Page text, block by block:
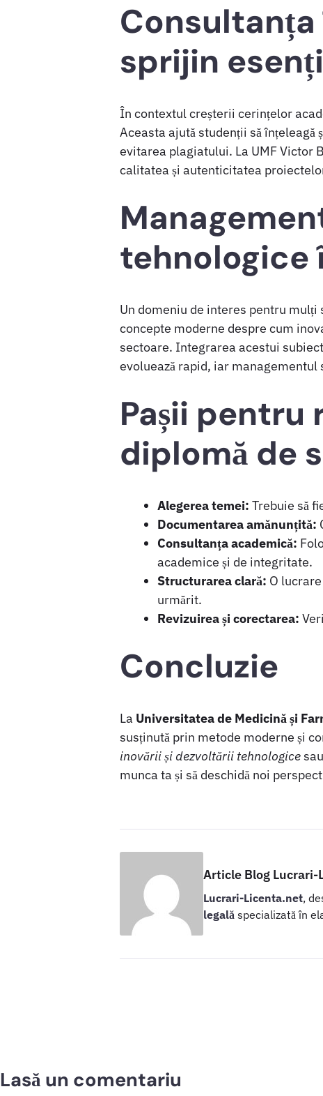
sprijin
În contextul creșterii cerințelor
Aceasta ajută studenții să
evitarea plagiatului. La UMF Victor
calitatea și autenticitatea
tehnologice
Un domeniu de interes pentru mulți
concepte moderne despre cum
sectoare. Integrarea acestui
evoluează rapid, iar
Pașii pentru
diplomă de
Alegerea temei: Trebuie să
Documentarea amănunțită:
Consultanța academică:
academice și de integritate.
Structurarea clară: O
urmărit.
Revizuirea și corectarea:
Concluzie
La Universitatea de Medicină și
susținută prin metode moderne și
inovării și dezvoltării tehnologice
munca ta și să deschidă noi
Article Blog
Lucrari-Licenta.net,
legală specializată în
Lasă un comentariu